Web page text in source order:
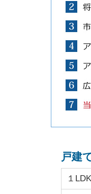
戸建
１